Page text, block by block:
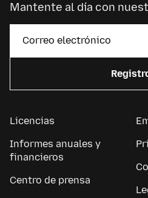
Mantente al día con
Licencias
Informes anuales y
financieros
Centro de prensa